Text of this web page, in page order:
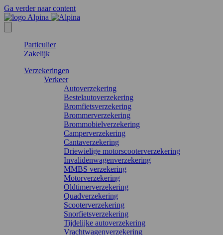
Ga verder naar content
Particulier
Zakelijk
Verzekeringen
Verkeer
Autoverzekering
Bestelautoverzekering
Bromfietsverzekering
Brommerverzekering
Brommobielverzekering
Camperverzekering
Cantaverzekering
Driewielige motorscooterverzekering
Invalidenwagenverzekering
MMBS verzekering
Motorverzekering
Oldtimerverzekering
Quadverzekering
Scooterverzekering
Snorfietsverzekering
Tijdelijke autoverzekering
Vrachtwagenverzekering